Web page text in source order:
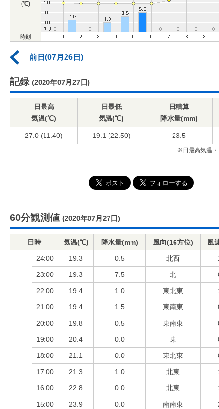
(℃)
時刻
前日(07月26日)
記録 (2020年07月27日)
日最高
気温(℃)
日最低
気温(℃)
日積算
降水量(mm)
27.0 (11:40) 19.1 (22:50) 23.5
※日最高気温・
60分観測値 (2020年07月27日)
日時 気温(℃) 降水量(mm) 風向(16方位) 風
24:00 19.3 0.5 北西
23:00 19.3 7.5 北
22:00 19.4 1.0 東北東
21:00 19.4 1.5 東南東
20:00 19.8 0.5 東南東
19:00 20.4 0.0 東
18:00 21.1 0.0 東北東
17:00 21.3 1.0 北東
16:00 22.8 0.0 北東
15:00 23.9 0.0 南南東